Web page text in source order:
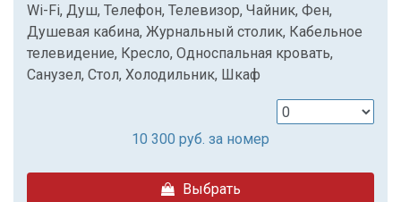
Wi-Fi, Душ, Телефон, Телевизор, Чайник, Фен,
Душевая кабина, Журнальный столик, Кабельное
телевидение, Кресло, Односпальная кровать,
Санузел, Стол, Холодильник, Шкаф
10 300 руб. за номер
Выбрать